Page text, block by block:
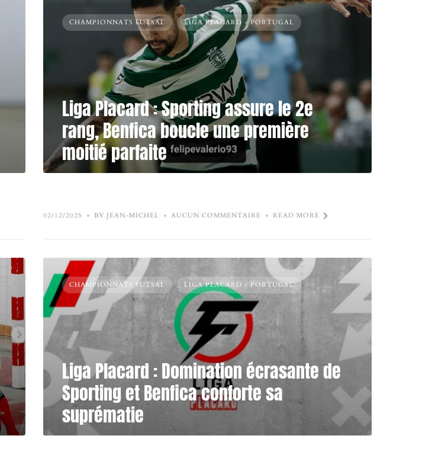
CHAMPIONNATS FUTSAL LIGA PLACARD - PORTUGAL
Liga Placard : Sporting assure le 2e
rang, Benfica boucle une première
moitié parfaite
02/12/2025 BY JEAN-MICHEL AUCUN COMMENTAIRE READ MORE
CHAMPIONNATS FUTSAL LIGA PLACARD - PORTUGAL
Liga Placard : Domination écrasante de
Sporting et Benfica conforte sa
suprématie